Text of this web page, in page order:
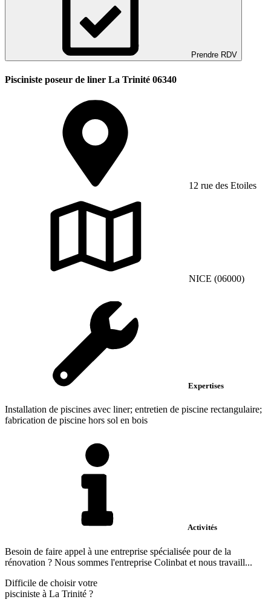
Prendre RDV
Pisciniste poseur de liner La Trinité 06340
12 rue des Etoiles
NICE (06000)
Expertises
Installation de piscines avec liner; entretien de piscine rectangulaire;
fabrication de piscine hors sol en bois
Activités
Besoin de faire appel à une entreprise spécialisée pour de la
rénovation ? Nous sommes l'entreprise Colinbat et nous travaill...
Difficile de choisir votre
pisciniste à La Trinité ?